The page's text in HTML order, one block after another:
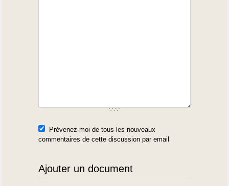
Prévenez-moi de tous les nouveaux
commentaires de cette discussion par email
Ajouter un document